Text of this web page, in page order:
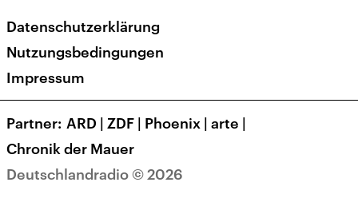
Veranstaltungen
Presse
Karriere
Transparenz
Deutschlandradio © 2026
Datenschutzerklärung
Nutzungsbedingungen
Impressum
Partner ARD | ZDF | Phoenix | arte |
Chronik der Mauer